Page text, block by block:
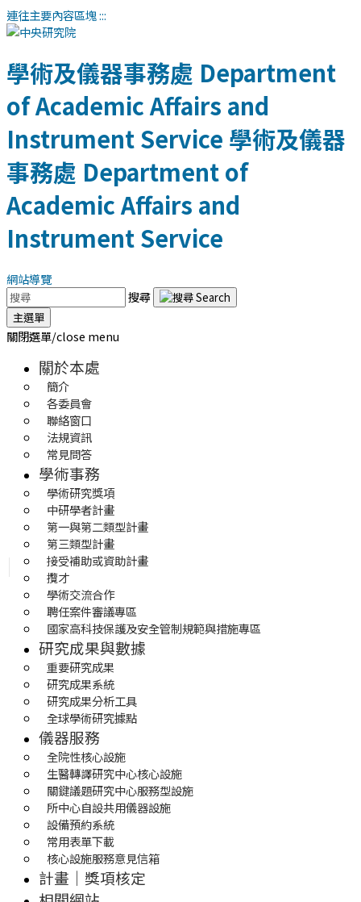
連往主要內容區塊:::
學術及儀器事務處 Department
of Academic Affairs and
Instrument Service 學術及儀器
事務處 Department of
Academic Affairs and
Instrument Service
網站導覽
搜尋
主選單
關閉選單/close menu
關於本處
簡介
各委員會
聯絡窗口
法規資訊
常見問答
學術事務
學術研究獎項
中研學者計畫
第一與第二類型計畫
第三類型計畫
接受補助或資助計畫
攬才
學術交流合作
聘任案件審議專區
國家高科技保護及安全管制規範與措施專區
研究成果與數據
重要研究成果
研究成果系統
研究成果分析工具
全球學術研究據點
儀器服務
全院性核心設施
生醫轉譯研究中心核心設施
關鍵議題研究中心服務型設施
所中心自設共用儀器設施
設備預約系統
常用表單下載
核心設施服務意見信箱
計畫｜獎項核定